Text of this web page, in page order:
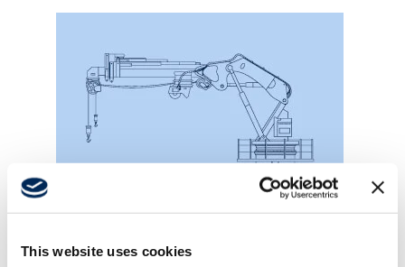
This website uses cookies
Maritieme kranen